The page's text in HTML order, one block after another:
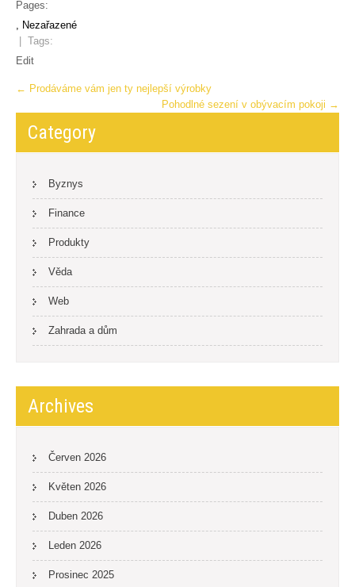
Pages:
, Nezařazené
| Tags:
Edit
Post
navigation
← Prodáváme vám jen ty nejlepší výrobky
Pohodlné sezení v obývacím pokoji →
Category
Byznys
Finance
Produkty
Věda
Web
Zahrada a dům
Archives
Červen 2026
Květen 2026
Duben 2026
Leden 2026
Prosinec 2025